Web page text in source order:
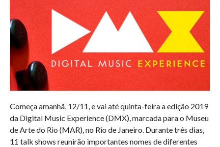
Começa amanhã, 12/11, e vai até quinta-feira a edição 2019
da Digital Music Experience (DMX), marcada para o Museu
de Arte do Rio (MAR), no Rio de Janeiro. Durante três dias,
11 talk shows reunirão importantes nomes de diferentes